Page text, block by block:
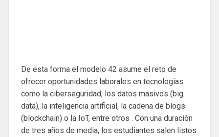
De esta forma el modelo 42 asume el reto de
ofrecer oportunidades laborales en tecnologías
como la ciberseguridad, los datos masivos (big
data), la inteligencia artificial, la cadena de blogs
(blockchain) o la IoT, entre otros . Con una duración
de tres años de media, los estudiantes salen listos